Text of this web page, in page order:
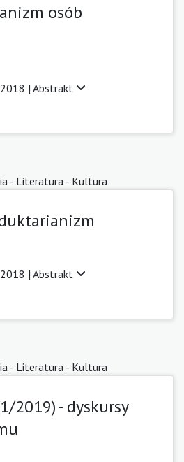
osób
| Abstrakt
- Literatura - Kultura
| Abstrakt
- Literatura - Kultura
2019) - dyskursy